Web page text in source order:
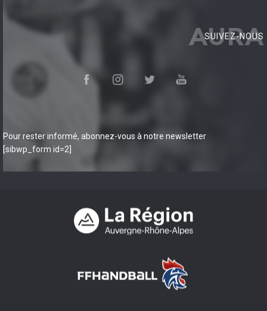
AURA
SUIVEZ-NOUS
Pour rester informé, abonnez-vous à notre newsletter
[sibwp_form id=2]